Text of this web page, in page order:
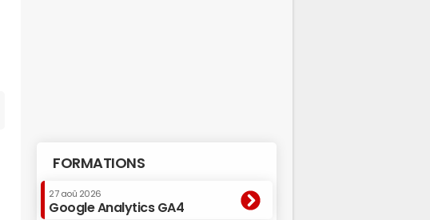
FORMATIONS
27 aoû 2026
Google Analytics GA4